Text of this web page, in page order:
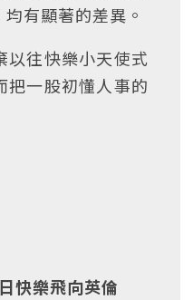
有顯著的差異。
以往快樂小天使式
把一股初懂人事的
快樂飛向英倫